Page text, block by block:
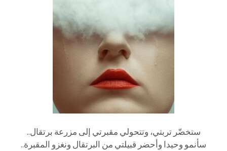
ستخضّر تربتي، وتتحولي مقبرتي إلى مزرعة برتقال..
سأنمو وحيدا وأحضر قبيلتي من البرتقال ونغزو المقبرة..